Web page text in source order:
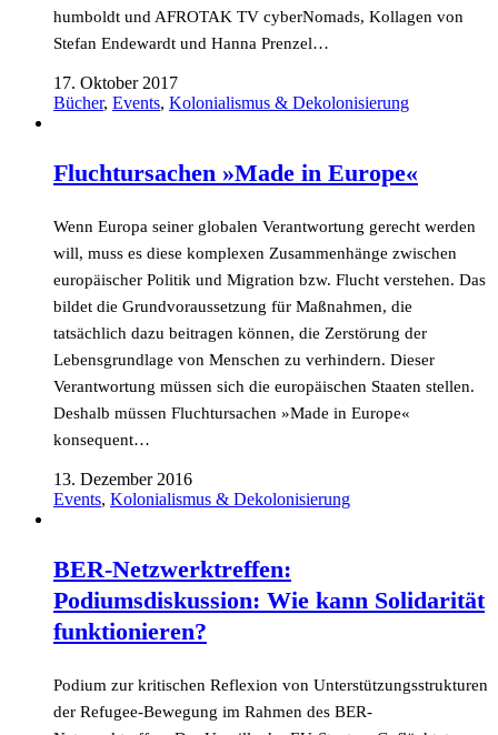
humboldt und AFROTAK TV cyberNomads, Kollagen von
Stefan Endewardt und Hanna Prenzel…
17. Oktober 2017
Bücher, Events, Kolonialismus & Dekolonisierung
Fluchtursachen »Made in Europe«
Wenn Europa seiner globalen Verantwortung gerecht werden
will, muss es diese komplexen Zusammenhänge zwischen
europäischer Politik und Migration bzw. Flucht verstehen. Das
bildet die Grundvoraussetzung für Maßnahmen, die
tatsächlich dazu beitragen können, die Zerstörung der
Lebensgrundlage von Menschen zu verhindern. Dieser
Verantwortung müssen sich die europäischen Staaten stellen.
Deshalb müssen Fluchtursachen »Made in Europe«
konsequent…
13. Dezember 2016
Events, Kolonialismus & Dekolonisierung
BER-Netzwerktreffen:
Podiumsdiskussion: Wie kann Solidarität
funktionieren?
Podium zur kritischen Reflexion von Unterstützungsstrukturen
der Refugee-Bewegung im Rahmen des BER-